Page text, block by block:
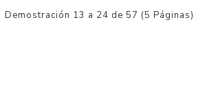
Demostración 13 a 24 de 57 (5 Páginas)